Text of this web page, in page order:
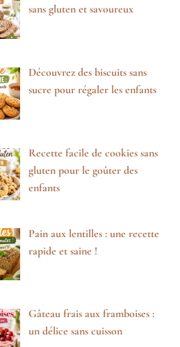
sans gluten et savoureux
Découvrez des biscuits sans
sucre pour régaler les enfants
Recette facile de cookies sans
gluten pour le goûter des
enfants
Pain aux lentilles : une recette
rapide et saine !
Gâteau frais aux framboises :
un délice sans cuisson